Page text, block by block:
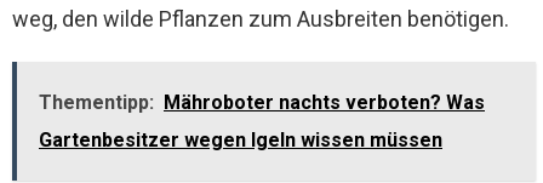
weg, den wilde Pflanzen zum Ausbreiten benötigen.
Thementipp:
Mähroboter nachts verboten? Was
Gartenbesitzer wegen Igeln wissen müssen